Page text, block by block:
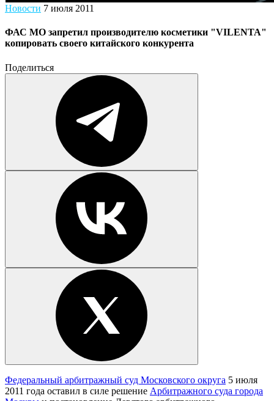
Новости 7 июля 2011
ФАС МО запретил производителю косметики "VILENTA"
копировать своего китайского конкурента
Поделиться
Федеральный арбитражный суд Московского округа 5 июля
2011 года оставил в силе решение Арбитражного суда города